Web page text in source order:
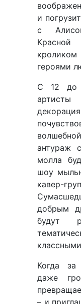
и
с
героями
С 12 до
антураж
молла
шоу
кавер-
добрым
будут
Когда
даже